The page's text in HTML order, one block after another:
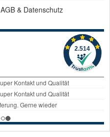
AGB & Datenschutz